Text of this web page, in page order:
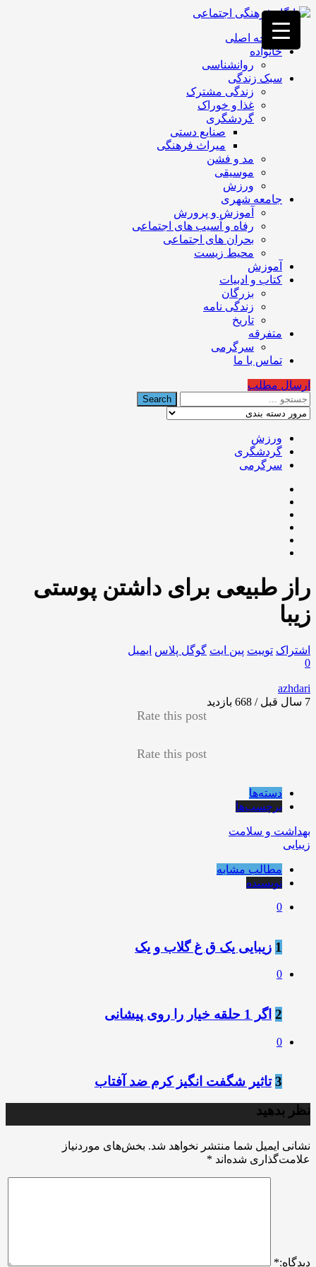
فصد
خون
غرب
تهران
خشکشویی
تصفیه
تهران
صفحه اصلی
خانواده
روانشناسی
سبک زندگی
زندگی مشترک
غذا و خوراک
گردشگری
صنایع دستی
میراث فرهنگی
مد و فشن
موسیقی
ورزش
جامعه شهری
آموزش و پرورش
رفاه و آسیب های اجتماعی
بحران های اجتماعی
محیط زیست
آموزش
کتاب و ادبیات
بزرگان
زندگی نامه
تاریخ
متفرقه
سرگرمی
تماس با ما
ارسال مطلب
ورزش
گردشگری
سرگرمی
راز طبیعی برای داشتن پوستی
زیبا
اشتراک توییت پین ایت گوگل‌ پلاس ایمیل
0
azhdari
7 سال قبل / 668
بازدید
Rate this post
Rate this post
دسته‌ها
برچسب‌ها
بهداشت و سلامت
زیبایی
مطالب مشابه
نویسنده
0
1 زیبایی یک ق غ گلاب و یک
0
2 اگر 1 حلقه خیار را روی پیشانی
0
3 تاثیر شگفت انگیز کرم ضد آفتاب
نظر بدهید
نشانی ایمیل شما منتشر نخواهد شد. بخش‌های موردنیاز
علامت‌گذاری شده‌اند *
ديدگاه:*